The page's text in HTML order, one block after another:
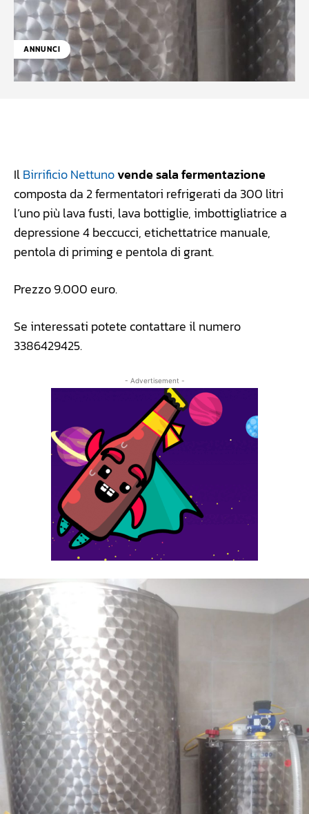
ANNUNCI
IlBirrificio Nettunovende sala fermentazione
composta da 2 fermentatori refrigerati da 300 litri
l’uno più lava fusti, lava bottiglie, imbottigliatrice a
depressione 4 beccucci, etichettatrice manuale,
pentola di priming e pentola di grant.
Prezzo 9.000 euro.
Se interessati potete contattare il numero
3386429425.
- Advertisement -